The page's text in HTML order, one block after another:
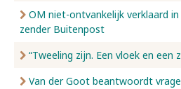
OM niet-ontvankelijk verklaard
zender Buitenpost
“Tweeling zijn. Een vloek en een
Van der Goot beantwoordt